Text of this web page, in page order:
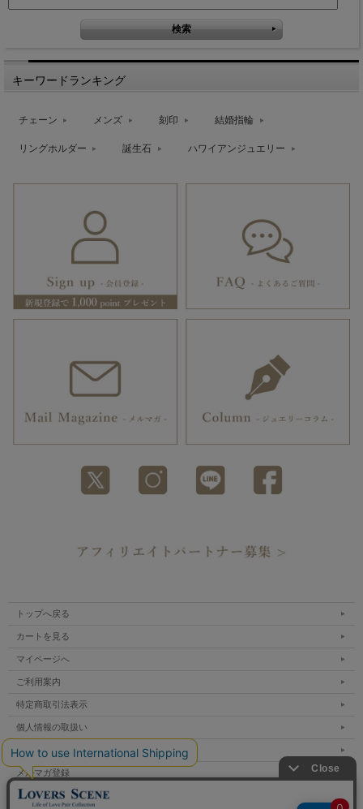
キーワードランキング
チェーン メンズ 刻印 結婚指輪
リングホルダー 誕生石 ハワイアンジュエリー
トップへ戻る
カートを見る
マイページへ
ご利用案内
特定商取引法表示
個人情報の取扱い
サイトマップ
メルマガ登録
お問い合わせ